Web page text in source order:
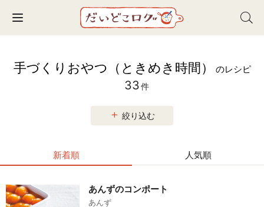
Toggle navigation
手づくりおやつ（ときめき時間） のレシピ
33件
絞り込む
新着順 人気順
あんずのコンポート
あんず